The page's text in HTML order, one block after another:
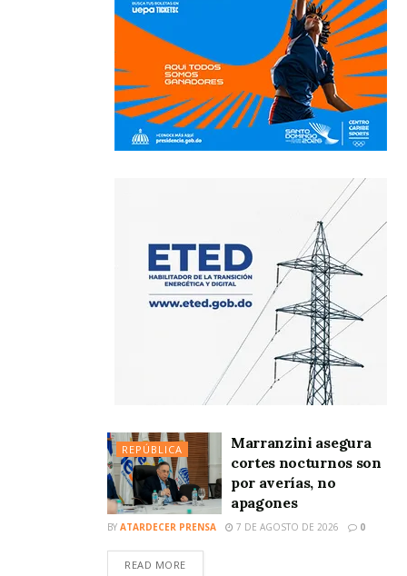
REPÚBLICA
Marranzini asegura
cortes nocturnos son
por averías, no
apagones
BY ATARDECER PRENSA 7 DE AGOSTO DE 2026 0
READ MORE